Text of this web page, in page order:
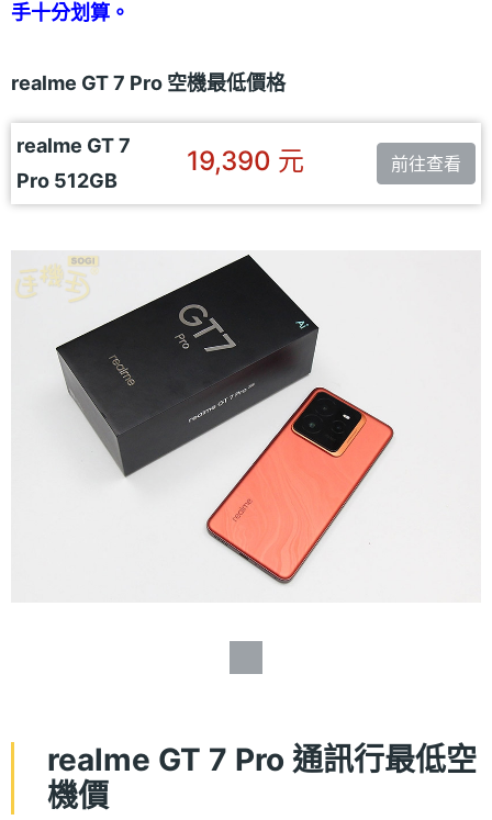
手十分划算。
realme GT 7 Pro 空機最低價格
realme GT 7
Pro 512GB
19,390 元 前往查看
realme GT 7 Pro 通訊行最低空
機價